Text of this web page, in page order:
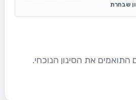
התואמים את הסינון הנוכחי.